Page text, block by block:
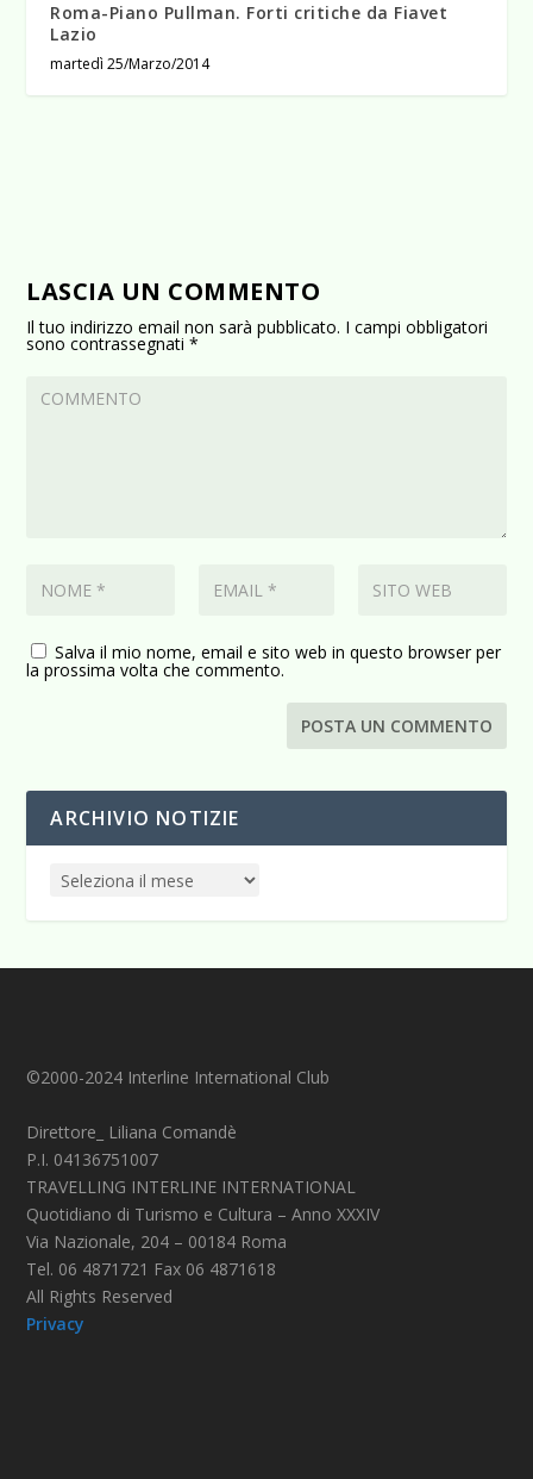
Roma-Piano Pullman. Forti critiche da Fiavet
Lazio
martedì 25/Marzo/2014
LASCIA UN COMMENTO
Il tuo indirizzo email non sarà pubblicato. I campi obbligatori
sono contrassegnati*
Salva il mio nome, email e sito web in questo browser per
la prossima volta che commento.
ARCHIVIO NOTIZIE
©2000-2024 Interline International Club
Direttore_ Liliana Comandè
P.I. 04136751007
TRAVELLING INTERLINE INTERNATIONAL
Quotidiano di Turismo e Cultura – Anno XXXIV
Via Nazionale, 204 – 00184 Roma
Tel. 06 4871721 Fax 06 4871618
All Rights Reserved
Privacy